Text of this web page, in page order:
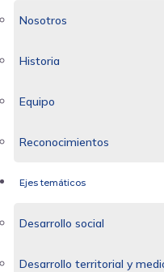
Nosotros
Historia
Equipo
Reconocimientos
Ejes temáticos
Desarrollo social
Desarrollo territorial y